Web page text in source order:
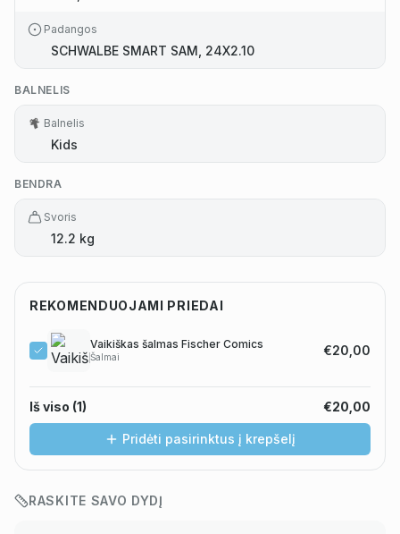
Padangos
SCHWALBE SMART SAM, 24X2.10
BALNELIS
Balnelis
Kids
BENDRA
Svoris
12.2 kg
REKOMENDUOJAMI PRIEDAI
Vaikiškas šalmas Fischer Comics
Šalmai €20,00
Iš viso (1) €20,00
Pridėti pasirinktus į krepšelį
RASKITE SAVO DYDĮ